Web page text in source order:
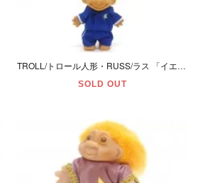
TROLL/トロール人形・RUSS/ラス 「イエロー/Ｍ/青服」
SOLD OUT